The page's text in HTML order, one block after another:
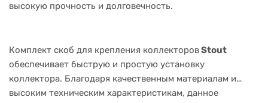
высокую прочность и долговечность.
Комплект скоб для крепления коллекторовStout
обеспечивает быструю и простую установку
коллектора. Благодаря качественным материалам и
высоким техническим характеристикам, данное